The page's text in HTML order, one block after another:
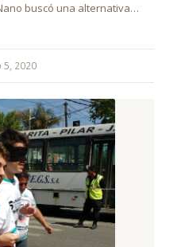
buscó una alternativa…
5, 2020